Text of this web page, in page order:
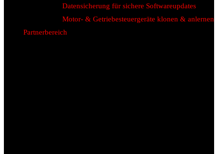
Datensicherung für sichere Softwareupdates
Motor- & Getriebesteuergeräte klonen & anlernen
Partnerbereich